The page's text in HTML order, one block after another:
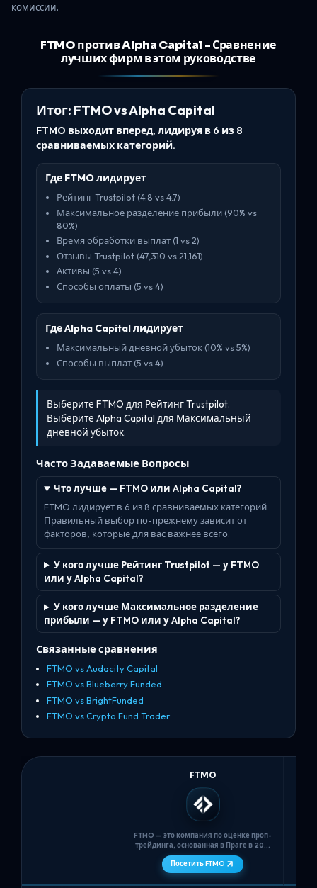
комиссии.
FTMO против Alpha Capital - Сравнение
лучших фирм в этом руководстве
Итог: FTMO vs Alpha Capital
FTMO выходит вперед, лидируя в 6 из 8
сравниваемых категорий.
Где FTMO лидирует
Рейтинг Trustpilot (4.8 vs 4.7)
Максимальное разделение прибыли (90% vs
80%)
Время обработки выплат (1 vs 2)
Отзывы Trustpilot (47,310 vs 21,161)
Активы (5 vs 4)
Способы оплаты (5 vs 4)
Где Alpha Capital лидирует
Максимальный дневной убыток (10% vs 5%)
Способы выплат (5 vs 4)
Выберите FTMO для Рейтинг Trustpilot.
Выберите Alpha Capital для Максимальный
дневной убыток.
Часто Задаваемые Вопросы
Что лучше — FTMO или Alpha Capital?
FTMO лидирует в 6 из 8 сравниваемых категорий.
Правильный выбор по-прежнему зависит от
факторов, которые для вас важнее всего.
У кого лучше Рейтинг Trustpilot — у FTMO
или у Alpha Capital?
У кого лучше Максимальное разделение
прибыли — у FTMO или у Alpha Capital?
Связанные сравнения
FTMO vs Audacity Capital
FTMO vs Blueberry Funded
FTMO vs BrightFunded
FTMO vs Crypto Fund Trader
FTMO
FTMO — это компания по оценке проп-
трейдинга, основанная в Праге в 2015
году, которая использует
двухступенчатый конкурс (FTMO
Challenge + Верификация) с
неограниченным временем,
Посетить FTMO